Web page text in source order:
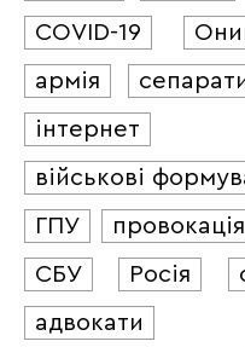
COVID-19
армія
інтернет
військові
ГПУ
провокація
СБУ
Росія
адвокати